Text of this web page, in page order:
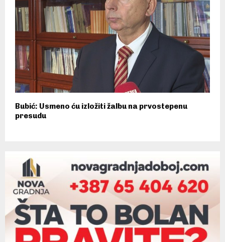
Bubić: Usmeno ću izložiti žalbu na prvostepenu
presudu